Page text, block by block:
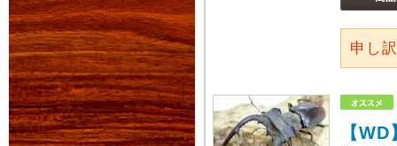
申し
【